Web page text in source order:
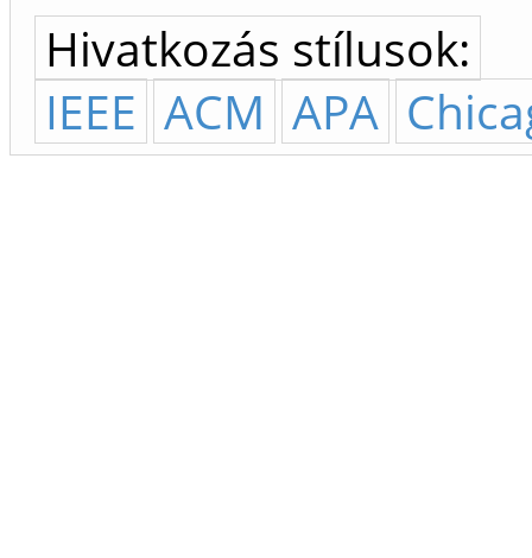
Hivatkozás stílusok:
IEEE ACM APA